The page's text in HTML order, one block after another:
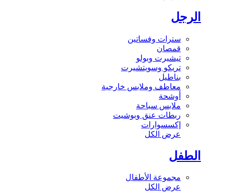
الرجل
سترات وفساتين
قمصان
تيشيرت وبولو
تريكو وسويتشيرت
بناطيل
معاطف وملابس خارجية
أوشحة
ملابس سباحة
ربطات عنق وبوشيت
إكسسوارات
عرض الكل
الطفل
مجموعة الأطفال
عرض الكل